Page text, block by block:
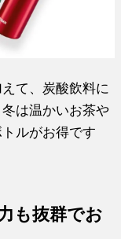
て、炭酸飲料に
は温かいお茶や
ルがお得です
も抜群でお